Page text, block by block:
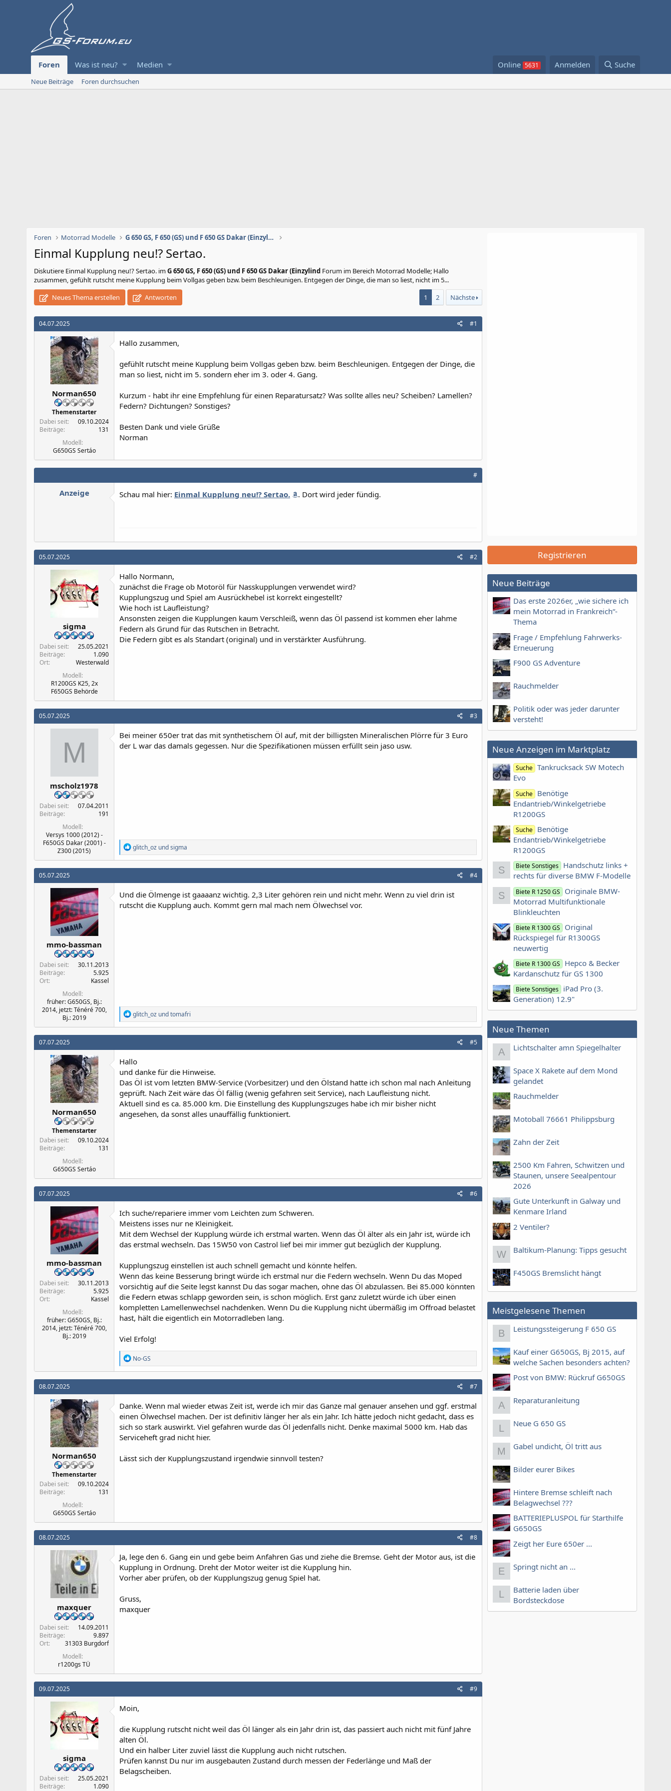
Foren Was ist neu? Medien Online Anmelden Suche
Neue Beiträge Foren durchsuchen
Foren Motorrad Modelle G 650 GS, F 650 (GS) und F 650 GS Dakar (Einzylind
Einmal Kupplung neu!? Sertao.
Diskutiere Einmal Kupplung neu!? Sertao. imG 650 GS, F 650 (GS) und F 650 GS Dakar (Einzylind Forum im Bereich Motorrad Modelle; Hallo
zusammen, gefühlt rutscht meine Kupplung beim Vollgas geben bzw. beim Beschleunigen. Entgegen der Dinge, die man so liest, nicht im 5...
Neues Thema erstellen
Antworten 1 2 Nächste
04.07.2025 #1
Norman650
Themenstarter
Dabei seit
09.10.2024
Beiträge
131
Modell
G650GS Sertáo
Hallo zusammen,
gefühlt rutscht meine Kupplung beim Vollgas geben bzw. beim Beschleunigen. Entgegen der Dinge, die
man so liest, nicht im 5. sondern eher im 3. oder 4. Gang.
Kurzum - habt ihr eine Empfehlung für einen Reparatursatz? Was sollte alles neu? Scheiben? Lamellen?
Federn? Dichtungen? Sonstiges?
Besten Dank und viele Grüße
Norman
#
Anzeige Schau mal hier: Einmal Kupplung neu!? Sertao. . Dort wird jeder fündig.
05.07.2025 #2
sigma
Dabei seit
25.05.2021
Beiträge
1.090
Ort
Westerwald
Modell
R1200GS K25, 2x
F650GS Behörde
Hallo Normann,
zunächst die Frage ob Motoröl für Nasskupplungen verwendet wird?
Kupplungszug und Spiel am Ausrückhebel ist korrekt eingestellt?
Wie hoch ist Laufleistung?
Ansonsten zeigen die Kupplungen kaum Verschleiß, wenn das Öl passend ist kommen eher lahme
Federn als Grund für das Rutschen in Betracht.
Die Federn gibt es als Standart (original) und in verstärkter Ausführung.
05.07.2025 #3
M
mscholz1978
Dabei seit
07.04.2011
Beiträge
191
Modell
Versys 1000 (2012) -
F650GS Dakar (2001) -
Z300 (2015)
Bei meiner 650er trat das mit synthetischem Öl auf, mit der billigsten Mineralischen Plörre für 3 Euro
der L war das damals gegessen. Nur die Spezifikationen müssen erfüllt sein jaso usw.
R
e
a
k
o
n
e
glitch_oz undsigma
05.07.2025 #4
mmo-bassman
Dabei seit
30.11.2013
Beiträge
5.925
Ort
Kassel
Modell
früher: G650GS, Bj.:
2014, jetzt: Ténéré 700,
Bj.: 2019
Und die Ölmenge ist gaaaanz wichtig. 2,3 Liter gehören rein und nicht mehr. Wenn zu viel drin ist
rutscht die Kupplung auch. Kommt gern mal mach nem Ölwechsel vor.
R
e
a
k
o
e
n
:
glitch_oz undtomafri
07.07.2025 #5
Norman650
Themenstarter
Dabei seit
09.10.2024
Beiträge
131
Modell
G650GS Sertáo
Hallo
und danke für die Hinweise.
Das Öl ist vom letzten BMW-Service (Vorbesitzer) und den Ölstand hatte ich schon mal nach Anleitung
geprüft. Nach Zeit wäre das Öl fällig (wenig gefahren seit Service), nach Laufleistung nicht.
Aktuell sind es ca. 85.000 km. Die Einstellung des Kupplungszuges habe ich mir bisher nicht
angesehen, da sonst alles unauffällig funktioniert.
07.07.2025 #6
mmo-bassman
Dabei seit
30.11.2013
Beiträge
5.925
Ort
Kassel
Modell
früher: G650GS, Bj.:
2014, jetzt: Ténéré 700,
Bj.: 2019
Ich suche/repariere immer vom Leichten zum Schweren.
Meistens isses nur ne Kleinigkeit.
Mit dem Wechsel der Kupplung würde ich erstmal warten. Wenn das Öl älter als ein Jahr ist, würde ich
das erstmal wechseln. Das 15W50 von Castrol lief bei mir immer gut bezüglich der Kupplung.
Kupplungszug einstellen ist auch schnell gemacht und könnte helfen.
Wenn das keine Besserung bringt würde ich erstmal nur die Federn wechseln. Wenn Du das Moped
vorsichtig auf die Seite legst kannst Du das sogar machen, ohne das Öl abzulassen. Bei 85.000 könnten
die Federn etwas schlapp geworden sein, is schon möglich. Erst ganz zuletzt würde ich über einen
kompletten Lamellenwechsel nachdenken. Wenn Du die Kupplung nicht übermäßig im Offroad belastet
hast, hält die eigentlich ein Motorradleben lang.
Viel Erfolg!
R
e
a
k
o
n
e
n
:
No-GS
08.07.2025 #7
Norman650
Themenstarter
Dabei seit
09.10.2024
Beiträge
131
Modell
G650GS Sertáo
Danke. Wenn mal wieder etwas Zeit ist, werde ich mir das Ganze mal genauer ansehen und ggf. erstmal
einen Ölwechsel machen. Der ist definitiv länger her als ein Jahr. Ich hätte jedoch nicht gedacht, dass es
sich so stark auswirkt. Viel gefahren wurde das Öl jedenfalls nicht. Denke maximal 5000 km. Hab das
Serviceheft grad nicht hier.
Lässt sich der Kupplungszustand irgendwie sinnvoll testen?
08.07.2025 #8
maxquer
Dabei seit
14.09.2011
Beiträge
9.897
Ort
31303 Burgdorf
Modell
r1200gs TÜ
Ja, lege den 6. Gang ein und gebe beim Anfahren Gas und ziehe die Bremse. Geht der Motor aus, ist die
Kupplung in Ordnung. Dreht der Motor weiter ist die Kupplung hin.
Vorher aber prüfen, ob der Kupplungszug genug Spiel hat.
Gruss,
maxquer
09.07.2025 #9
sigma
Dabei seit
25.05.2021
Beiträge
1.090
Moin,
die Kupplung rutscht nicht weil das Öl länger als ein Jahr drin ist, das passiert auch nicht mit fünf Jahre
alten Öl.
Und ein halber Liter zuviel lässt die Kupplung auch nicht rutschen.
Prüfen kannst Du nur im ausgebauten Zustand durch messen der Federlänge und Maß der
Belagscheiben.
Registrieren
Neue Beiträge
Das erste 2026er, „wie sichere ich
mein Motorrad in Frankreich“-
Thema
Frage / Empfehlung Fahrwerks-
Erneuerung
F900 GS Adventure
Rauchmelder
Politik oder was jeder darunter
versteht!
Neue Anzeigen im Marktplatz
Suche Tankrucksack SW Motech
Evo
Suche Benötige
Endantrieb/Winkelgetriebe
R1200GS
Suche Benötige
Endantrieb/Winkelgetriebe
R1200GS
S Biete Sonstiges Handschutz links +
rechts für diverse BMW F-Modelle
S Biete R 1250 GS
Originale BMW-
Motorrad Multifunktionale
Blinkleuchten
Biete R 1300 GS
Original
Rückspiegel für R1300GS
neuwertig
Biete R 1300 GS
Hepco & Becker
Kardanschutz für GS 1300
Biete Sonstiges iPad Pro (3.
Generation) 12.9"
Neue Themen
A Lichtschalter amn Spiegelhalter
Space X Rakete auf dem Mond
gelandet
Rauchmelder
Motoball 76661 Philippsburg
Zahn der Zeit
2500 Km Fahren, Schwitzen und
Staunen, unsere Seealpentour
2026
Gute Unterkunft in Galway und
Kenmare Irland
2 Ventiler?
W Baltikum-Planung: Tipps gesucht
F450GS Bremslicht hängt
Meistgelesene Themen
B Leistungssteigerung F 650 GS
Kauf einer G650GS, Bj 2015, auf
welche Sachen besonders achten?
Post von BMW: Rückruf G650GS
A Reparaturanleitung
L Neue G 650 GS
M Gabel undicht, Öl tritt aus
Bilder eurer Bikes
Hintere Bremse schleift nach
Belagwechsel ???
BATTERIEPLUSPOL für Starthilfe
G650GS
Zeigt her Eure 650er ...
E Springt nicht an ...
L
Batterie laden über
Bordsteckdose